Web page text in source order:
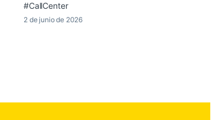
#CallCenter
2 de junio de 2026